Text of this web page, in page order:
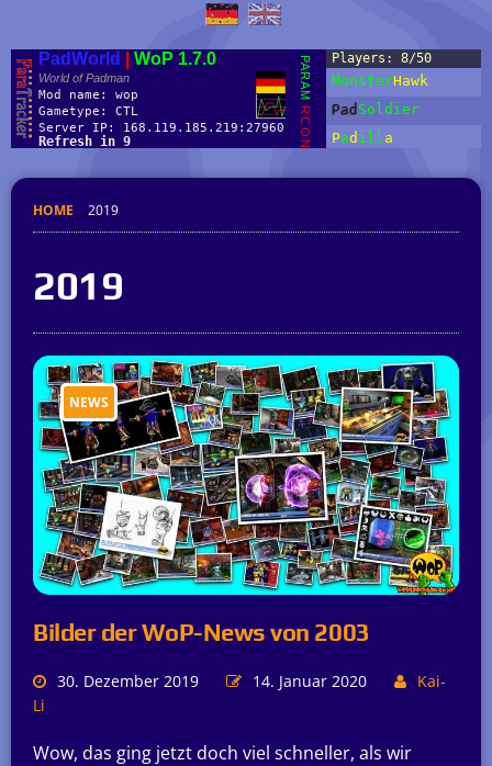
HOME 2019
2019
NEWS
Bilder der WoP-News von 2003
30. Dezember 2019 14. Januar 2020
Kai-
Li
Wow, das ging jetzt doch viel schneller, als wir